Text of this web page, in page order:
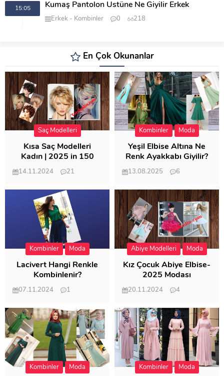
15:05 Kumaş Pantolon Üstüne Ne Giyilir Erkek
Erkek Kombinler 0 218
En Çok Okunanlar
Saç Modelleri
Kısa Saç Modelleri
Kadın | 2025 in 150
Modeli
14.11.2024
21
Kombinler Moda
Yeşil Elbise Altına Ne
Renk Ayakkabı Giyilir?
13.08.2025
6
Kombinler Moda
Lacivert Hangi Renkle
Kombinlenir?
07.11.2024
1
Abiye Modelleri Moda
Kız Çocuk Abiye Elbise-
2025 Modası
20.11.2024
4
Kombinler Moda Kombinler Moda